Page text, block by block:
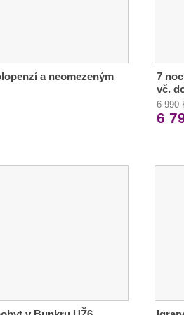
a neomezeným
7
vč.
6 990
6